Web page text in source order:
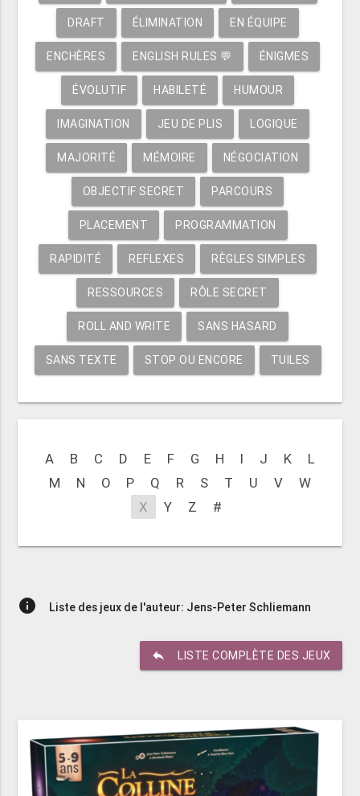
DRAFT ÉLIMINATION EN ÉQUIPE
ENCHÈRES ENGLISH RULES 💬 ÉNIGMES
ÉVOLUTIF HABILETÉ HUMOUR
IMAGINATION JEU DE PLIS LOGIQUE
MAJORITÉ MÉMOIRE NÉGOCIATION
OBJECTIF SECRET PARCOURS
PLACEMENT PROGRAMMATION
RAPIDITÉ REFLEXES RÈGLES SIMPLES
RESSOURCES RÔLE SECRET
ROLL AND WRITE SANS HASARD
SANS TEXTE STOP OU ENCORE TUILES
A B C D E F G H I J K
L
M
N O P Q R S T U V
W
X
Y Z #
info Liste des jeux de l'auteur: Jens-Peter Schliemann
reply LISTE COMPLÈTE DES JEUX